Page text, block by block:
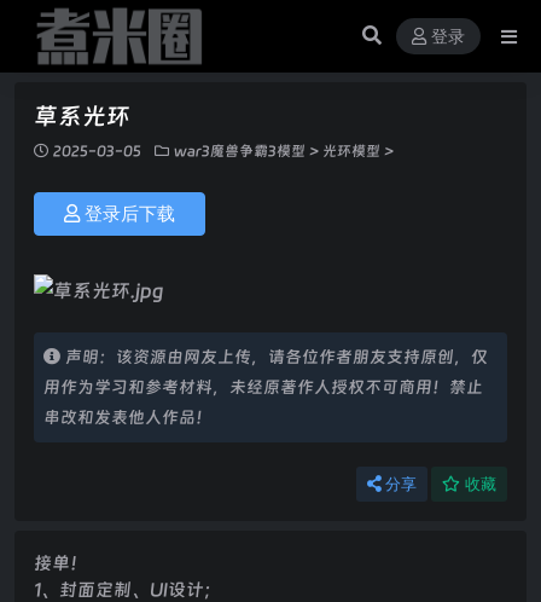
登录
草系光环
2025-03-05 war3魔兽争霸3模型 > 光环模型 >
登录后下载
声明：该资源由网友上传，请各位作者朋友支持原创，仅
用作为学习和参考材料，未经原著作人授权不可商用！禁止
串改和发表他人作品！
分享 收藏
接单！
1、封面定制、UI设计；